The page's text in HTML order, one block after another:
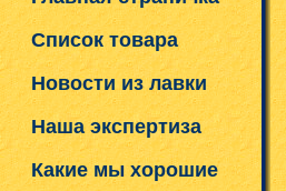
Список товара
Новости из лавки
Наша экспертиза
Какие мы хорошие